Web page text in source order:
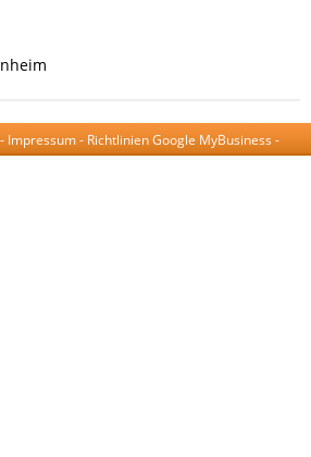
Impressum- Richtlinien Google MyBusiness -